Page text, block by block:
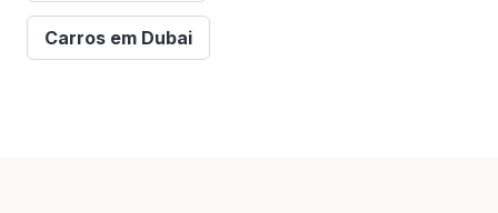
Carros em Dubai